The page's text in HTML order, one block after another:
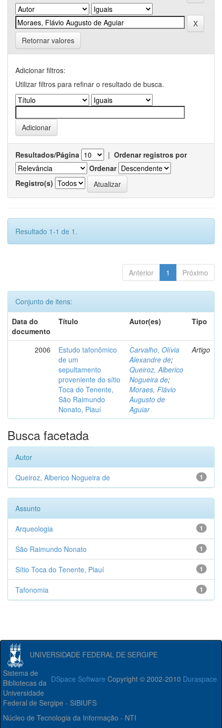
Retornar valores
Adicionar filtros:
Utilizar filtros para refinar o resultado de busca.
Resultados/Página | Ordenar registros por
Ordenar
Registro(s)
Resultado 1-1 de 1.
Anterior 1 Próximo
Conjunto de itens:
Data do
documento
Título Autor(es) Tipo
2006
Estudo tafonômico
de um
sepultamento
proveniente do sítio
Toca do Tenente,
São Raimundo
Nonato, Piauí
Carvalho, Olívia
Alexandre de;
Queiroz, Alberico
Nogueira de;
Moraes, Flávio
Augusto de
Aguiar
Artigo
Busca facetada
Autor
1
Queiroz, Alberico Nogueira de
Assunto
1
Arqueologia
1
São Raimundo Nonato
1
Sítio Toca do Tenente, Piauí
1
Tafonomia
UNIVERSIDADE FEDERAL DE SERGIPE
DSpace Software Copyright © 2002-2010 Duraspace
Sistema de
Bibliotecas da
Universidade
Federal de Sergipe - SIBIUFS
Núcleo de Tecnologia da Informação - NTI